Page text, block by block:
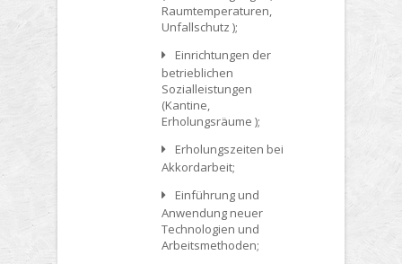
Raumtemperaturen,
Unfallschutz );
Einrichtungen der
betrieblichen
Sozialleistungen
(Kantine,
Erholungsräume );
Erholungszeiten bei
Akkordarbeit;
Einführung und
Anwendung neuer
Technologien und
Arbeitsmethoden;